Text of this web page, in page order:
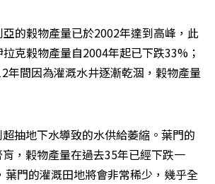
的榖物產量已於2002年達到高峰，此
克榖物產量自2004年起已下跌33%；
年間因為灌溉水井逐漸乾涸，榖物產量
超抽地下水導致的水供給萎縮。葉門的
，榖物產量在過去35年已經下跌一
葉門的灌溉田地將會非常稀少，幾乎全